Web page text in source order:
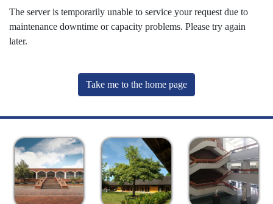
The server is temporarily unable to service your request due to
maintenance downtime or capacity problems. Please try again
later.
Take me to the home page